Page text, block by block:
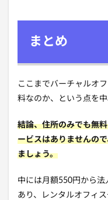
まとめ
ここまでバーチャルオ
料なのか、という点を
結論、住所のみでも無
ービスはありませんの
ましょう。
中には月額550円から
あり、レンタルオフィ